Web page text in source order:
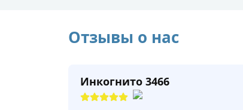
Отзывы о нас
Инкогнито 3466